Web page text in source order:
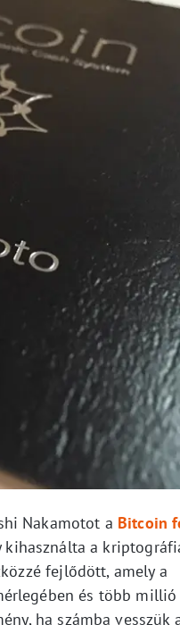
Nakamotot a Bitcoin
a
fejlődött, amely a
és több millió
ha számba vesszük